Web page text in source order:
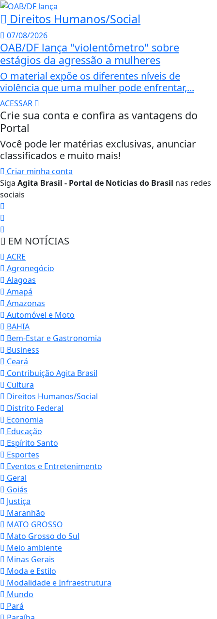
Direitos Humanos/Social
07/08/2026
OAB/DF lança "violentômetro" sobre
estágios da agressão a mulheres
O material expõe os diferentes níveis de
violência que uma mulher pode enfrentar,...
ACESSAR
Crie sua conta e confira as vantagens do
Portal
Você pode ler matérias exclusivas, anunciar
classificados e muito mais!
Criar minha conta
Siga Agita Brasil - Portal de Noticias do Brasil nas redes
sociais
EM NOTÍCIAS
ACRE
Agronegócio
Alagoas
Amapá
Amazonas
Automóvel e Moto
BAHIA
Bem-Estar e Gastronomia
Business
Ceará
Contribuição Agita Brasil
Cultura
Direitos Humanos/Social
Distrito Federal
Economia
Educação
Espírito Santo
Esportes
Eventos e Entretenimento
Geral
Goiás
Justiça
Maranhão
MATO GROSSO
Mato Grosso do Sul
Meio ambiente
Minas Gerais
Moda e Estilo
Modalidade e Infraestrutura
Mundo
Pará